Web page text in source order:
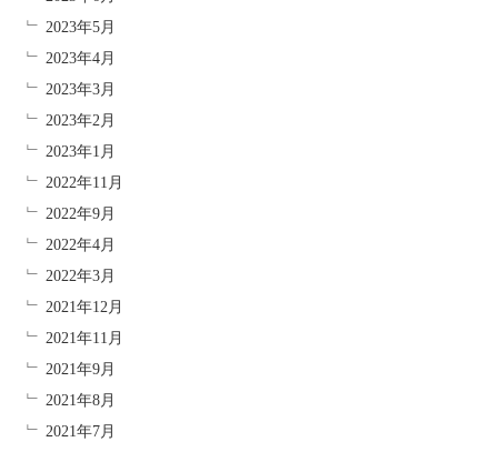
2023年5月
2023年4月
2023年3月
2023年2月
2023年1月
2022年11月
2022年9月
2022年4月
2022年3月
2021年12月
2021年11月
2021年9月
2021年8月
2021年7月